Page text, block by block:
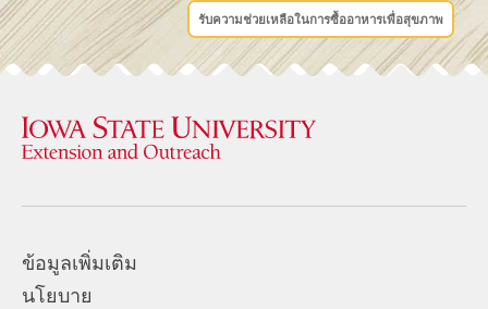
รับความช่วยเหลือในการซื้ออาหารเพื่อสุขภาพ
ข้อมูลเพิ่มเติม
นโยบาย